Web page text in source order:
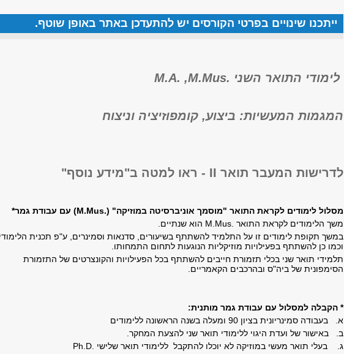
ייתכנו שינויים בפרטי הקורסים יש להתעדכן באתר באופן שוטף.
לימודי התואר השני .M.Mus
, .
M.A
המגמות המעשיות: ביצוע, קומפוזיציה וניצוח
לדרישות המעבר תואר II - ראו למטה ב"מידע נוסף"
מסלול לימודים לקראת התואר "מוסמך אוניברסיטה במוזיקה" (M.Mus.
) עם עבודת גמר*
משך הלימודים לקראת התואר . M.Mus הוא שנתיים.
במשך תקופת לימודים זו על התלמיד להשתתף בשיעורים, סדנאות וסמינרים, ע"פ תכנית
וכמו כן להשתתף בפעילויות מוזיקליות הנוגעות לתחום התמחותו.
תלמידי תואר שני בכלי תזמורת חייבים להשתתף בכל הפעילויות והקונצרטים של התזמורת
הסימפונית של ביה"ס ובהרכבים הקאמריים.
* הקבלה למסלול עם עבודת גמר מותנית:
א. בעבודה סמינריונית בציון 90 ומעלה בשנה הראשונה ללימודים
ב. באישור של ועדת היגוי ללימודי תואר שני להצעת המחקר.
ג. בעלי תואר מעשי במוזיקה לא יוכלו להתקבל ללימודי תואר שלישי . Ph.D